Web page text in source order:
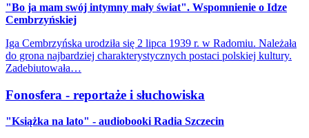
"Bo ja mam swój intymny mały świat". Wspomnienie o Idze
Cembrzyńskiej
Iga Cembrzyńska urodziła się 2 lipca 1939 r. w Radomiu. Należała
do grona najbardziej charakterystycznych postaci polskiej kultury.
Zadebiutowała…
Fonosfera - reportaże i słuchowiska
"Książka na lato" - audiobooki Radia Szczecin